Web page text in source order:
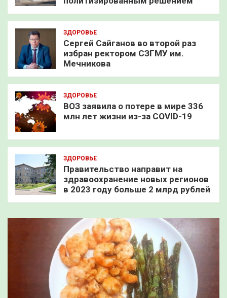
ЗДОРОВЬЕ
Сергей Сайганов во второй раз
избран ректором СЗГМУ им.
Мечникова
ЗДОРОВЬЕ
ВОЗ заявила о потере в мире 336
млн лет жизни из-за COVID-19
ЗДОРОВЬЕ
Правительство направит на
здравоохранение новых регионов
в 2023 году больше 2 млрд рублей